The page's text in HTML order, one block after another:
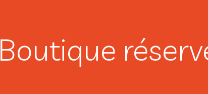
Boutique